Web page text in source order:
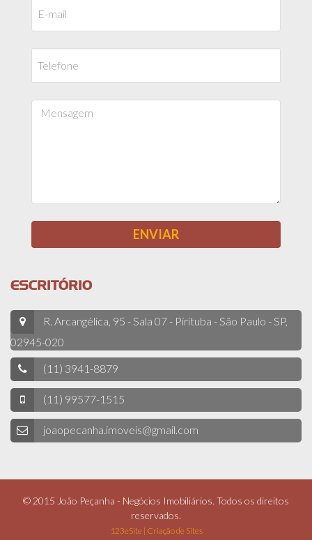
ESCRITÓRIO
R. Arcangélica, 95 - Sala 07 - Pirituba - São Paulo - SP,
02945-020
(11) 3941-8879
(11) 99577-1515
joaopecanha.imoveis@gmail.com
© 2015 João Peçanha - Negócios Imobiliários. Todos os direitos
reservados.
123eSite | Criação de Sites